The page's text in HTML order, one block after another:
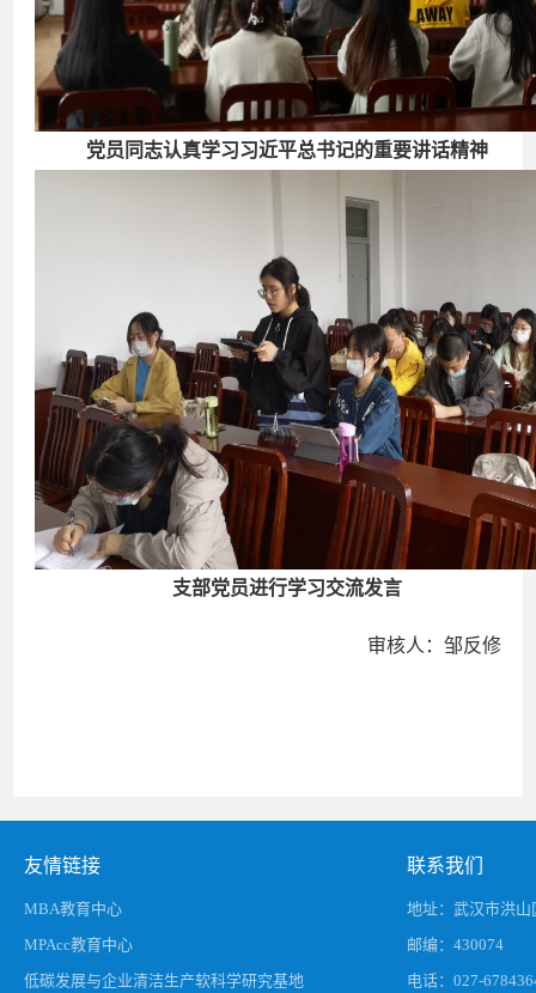
党员同志认真学习习近平总书记的重要讲话精神
支部党员进行学习交流发言
审核人：邹反修
友情链接
MBA教育中心
MPAcc教育中心
低碳发展与企业清洁生产软科学研究基地
联系我们
地址：武汉市洪
邮编：430074
电话：027-